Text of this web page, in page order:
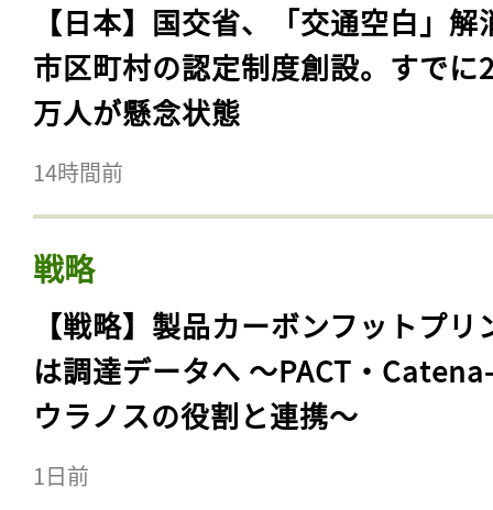
【日本】国交省、「交通空白」解
市区町村の認定制度創設。すでに
万人が懸念状態
14時間前
戦略
【戦略】製品カーボンフットプリ
は調達データへ 〜PACT・
ウラノスの役割と連携〜
1日前